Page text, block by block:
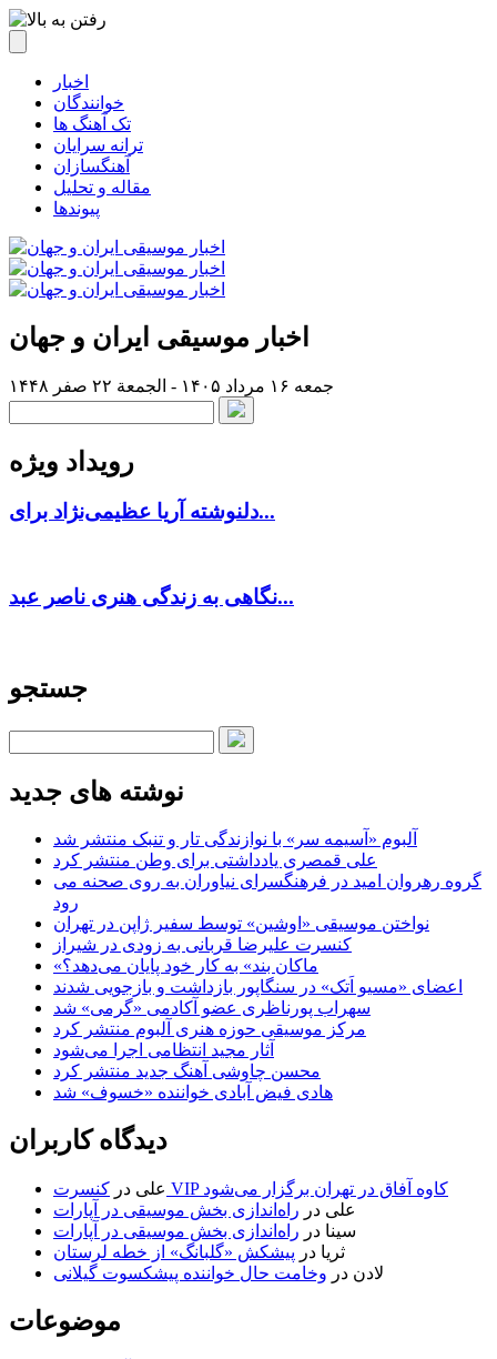
اخبار
خوانندگان
تک آهنگ ها
ترانه سرایان
آهنگسازان
مقاله و تحلیل
پیوندها
اخبار موسیقی ایران و جهان
جمعه ۱۶ مرداد ۱۴۰۵ - الجمعة ۲۲ صفر ۱۴۴۸
رویداد ویژه
دلنوشته آریا عظیمی‌نژاد برای...
نگاهی به زندگی هنری ناصر عبد...
جستجو
نوشته های جدید
آلبوم «آسیمه سر» با نوازندگی تار و تنبک منتشر شد
علی قمصری یادداشتی برای وطن منتشر کرد
گروه رهروان امید در فرهنگسرای نیاوران به روی صحنه می
رود
نواختن موسیقی «اوشین» توسط سفیر ژاپن در تهران
کنسرت علیرضا قربانی به زودی در شیراز
«ماکان بند» به کار خود پایان می‌دهد؟
اعضای «مسیو اَتک» در سنگاپور بازداشت و بازجویی شدند
سهراب پورناظری عضو آکادمی «گرمی» شد
مرکز موسیقی حوزه هنری آلبوم منتشر کرد
آثار مجید انتظامی اجرا می‌شود
محسن چاوشی آهنگ جدید منتشر کرد
هادی فیض آبادی خواننده «خسوف» شد
دیدگاه کاربران
علی در
کنسرت VIP کاوه آفاق در تهران برگزار می‌شود
علی در راه‌اندازی بخش موسیقی در آپارات
سینا در راه‌اندازی بخش موسیقی در آپارات
ثریا در پیشکش «گلبانگ» از خطه لرستان
لادن در وخامت حال خواننده پیشکسوت گیلانی
موضوعات